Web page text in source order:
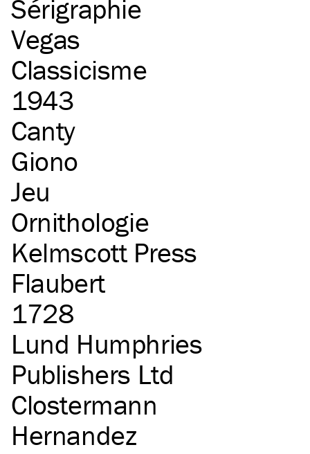
Sérigraphie
Vegas
Classicisme
1943
Canty
Giono
Jeu
Ornithologie
Kelmscott Press
Flaubert
1728
Lund Humphries
Publishers Ltd
Clostermann
Hernandez